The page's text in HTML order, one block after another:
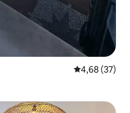
Évaluation
4,68 (37)